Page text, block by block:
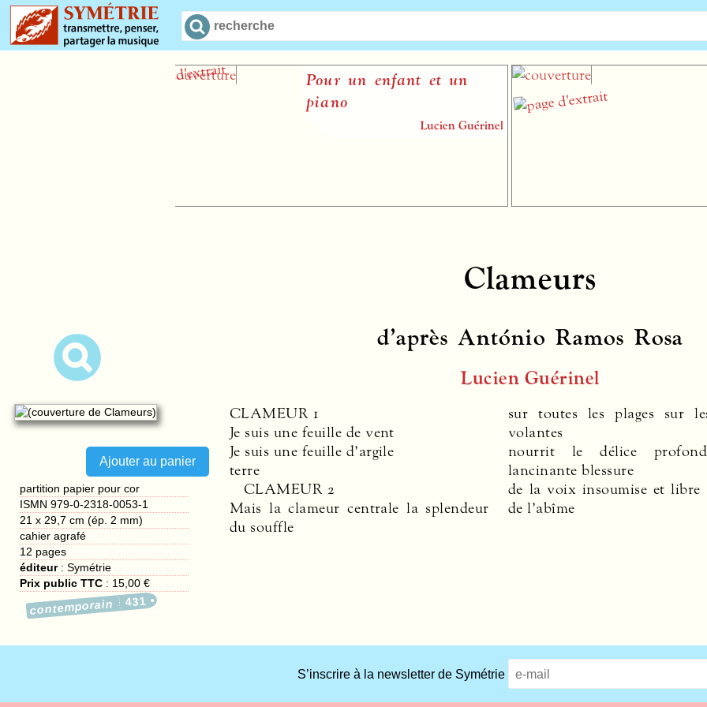
Pour un enfant et un
piano
Lucien Guérinel
Clameurs
d’après António Ramos Rosa
Lucien Guérinel
partition papier pour cor
ISMN 979-0-2318-0053-1
21 x 29,7 cm (ép. 2 mm)
cahier agrafé
12 pages
éditeur:Symétrie
Prix public TTC : 15,00 €
contemporain 431
CLAMEUR 1
Je suis une feuille de vent
Je suis une feuille d’argile
terre
CLAMEUR 2
Mais la clameur centrale la splendeur
du souffle
sur toutes les plages sur
volantes
nourrit le délice
lancinante blessure
de la voix insoumise et libre
de l’abîme
S’inscrire à la newsletter de Symétrie